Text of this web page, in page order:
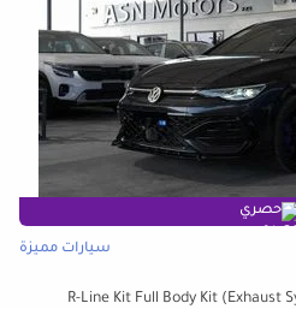
حصري
سيارات مميزة